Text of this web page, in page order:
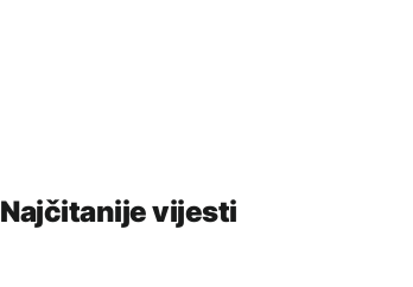
Najčitanije vijesti